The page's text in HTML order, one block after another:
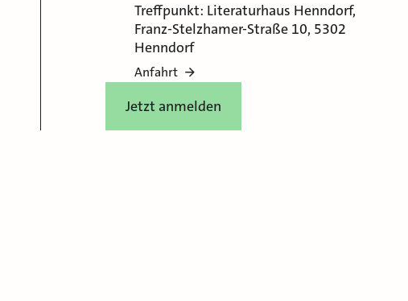
Treffpunkt: Literaturhaus Henndorf,
Franz-Stelzhamer-Straße 10, 5302
Henndorf
Anfahrt
Jetzt anmelden